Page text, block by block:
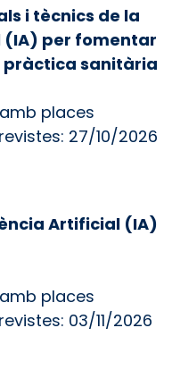
i tècnics de la
(IA) per fomentar
pràctica sanitària
places
27/10/2026
Artificial (IA)
places
03/11/2026